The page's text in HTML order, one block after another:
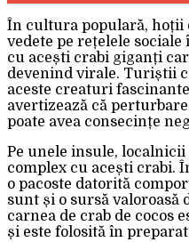
În cultura populară, hoții
vedete pe rețelele
cu acești crabi giganți
devenind virale. Turiștii
aceste creaturi
avertizează că
poate avea consecințe
Pe unele insule,
complex cu acești crabi.
o pacoste datorită
sunt și o sursă
carnea de crab de cocos
și este folosită în